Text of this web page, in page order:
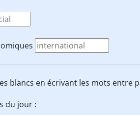
blancs en écrivant les mots entre
du jour :